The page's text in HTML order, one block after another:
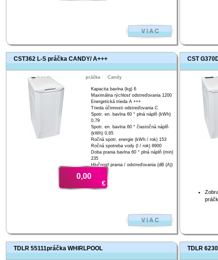
CST362 L-S práčka CANDY/ A+++
práčka Candy
Kapacita bavlna (kg) 6
Maximálna rýchlosť odstreďovania 1200
Energetická trieda A +++
Trieda účinnosti odstreďovania C
Spotr. en. bavlna 60 ° plná náplň (kWh)
0,79
Spotr. en. bavlna 60 ° čiastočná náplň
(kWh) 0,65
Ročná spotr. energie (kWh / rok) 153
Ročná spotreba vody (l / rok) 8900
Doba prania bavlna 60 ° plná náplň (min)
235
Hlučnosť prania / odstreďovania (dB (A))
0,00
€
CST
TDLR 55111práčka WHIRLPOOL TDLR